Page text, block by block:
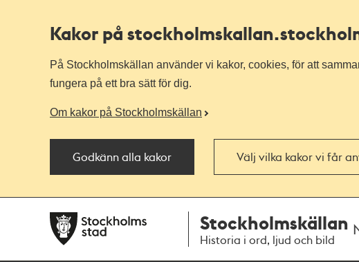
Kakor på stockholmskallan
På Stockholmskällan använder vi kakor, cookies, för att
fungera på ett bra sätt för dig.
Om kakor på Stockholmskällan
Godkänn alla kakor Välj vilka kakor vi får
navigationen
huvudinnehållet
Stockholmskällan
Historia i ord, ljud och bild